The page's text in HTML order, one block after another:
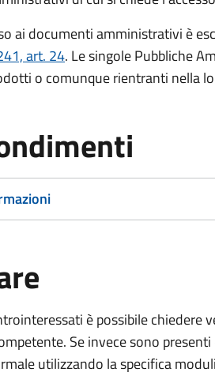
ai documenti amministrativi è
art. 24. Le singole Pubbliche
o comunque rientranti nella
è possibile chiedere
Se invece sono
utilizzando la specifica